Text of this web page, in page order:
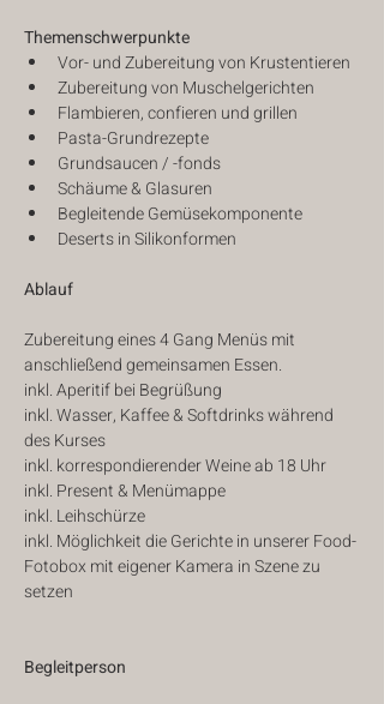
Themenschwerpunkte
Vor- und Zubereitung von Krustentieren
Zubereitung von Muschelgerichten
Flambieren, confieren und grillen
Pasta-Grundrezepte
Grundsaucen / -fonds
Schäume & Glasuren
Begleitende Gemüsekomponente
Deserts in Silikonformen
Ablauf
Zubereitung eines 4 Gang Menüs mit
anschließend gemeinsamen Essen.
inkl. Aperitif bei Begrüßung
inkl. Wasser, Kaffee & Softdrinks während
des Kurses
inkl. korrespondierender Weine ab 18 Uhr
inkl. Present & Menümappe
inkl. Leihschürze
inkl. Möglichkeit die Gerichte in unserer Food-
Fotobox mit eigener Kamera in Szene zu
setzen
Begleitperson